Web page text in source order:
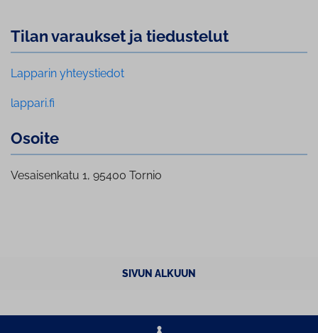
Tilan varaukset ja tiedustelut
Lapparin yhteystiedot
lappari.fi
Osoite
Vesaisenkatu 1, 95400 Tornio
SIVUN ALKUUN